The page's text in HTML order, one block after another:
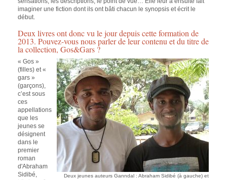
imaginer une fiction dont ils ont bâti chacun le synopsis et écrit le
début.
Deux livres ont donc vu le jour depuis cette formation de
2013. Pouvez-vous nous parler de leur contenu et du titre de
la collection, Gos&Gars ?
Deux jeunes auteurs Ganndal : Abraham Sidibé (à gauche) et
« Gos »
(filles) et «
gars »
(garçons),
c’est sous
ces
appellations
que les
jeunes se
désignent
dans le
premier
roman
d'Abraham
Sidibé,